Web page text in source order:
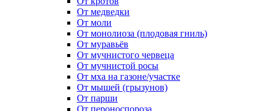
От медведки
От моли
От монолиоза (плодовая гниль)
От муравьёв
От мучнистого червеца
От мучнистой росы
От мха на газоне/участке
От мышей (грызунов)
От парши